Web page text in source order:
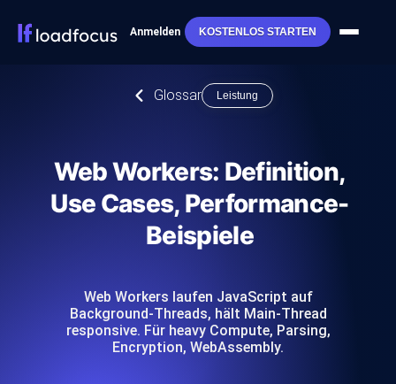
Anmelden KOSTENLOS STARTEN
Glossar Leistung
Web Workers: Definition,
Use Cases, Performance-
Beispiele
Web Workers laufen JavaScript auf
Background-Threads, hält Main-Thread
responsive. Für heavy Compute, Parsing,
Encryption, WebAssembly.